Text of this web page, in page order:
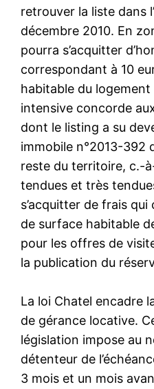
retrouver la liste dans
décembre 2010. En
pourra s’acquitter
correspondant à 10
habitable du logement
intensive concorde
dont le listing a su
immobile n°2013-392
reste du territoire, c.-
tendues et très
s’acquitter de frais
de surface habitable
pour les offres de
la publication du
La loi Chatel encadre
de gérance locative.
législation impose au
détenteur de
3 mois et un mois